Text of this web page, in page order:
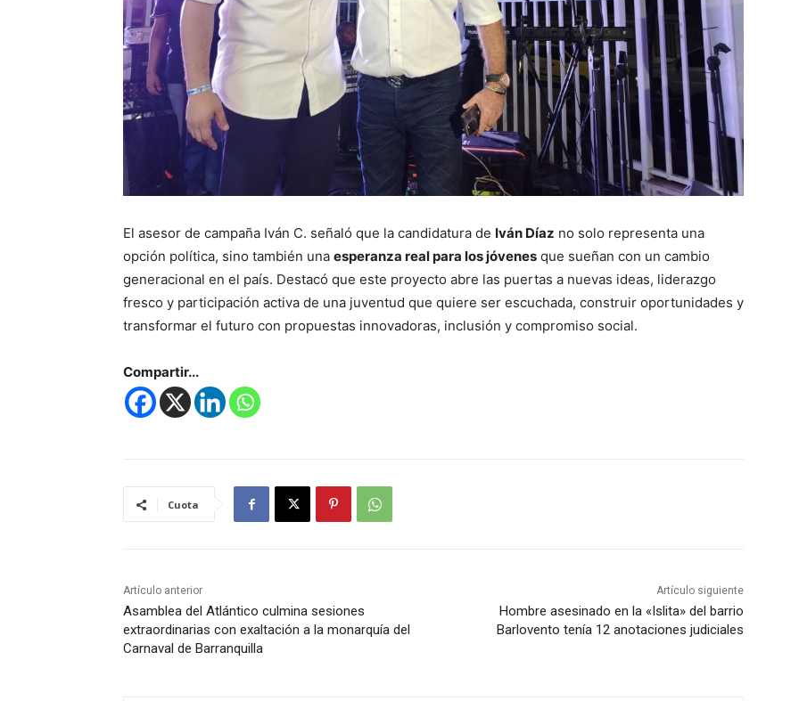
El asesor de campaña Iván C. señaló que la candidatura de Iván Díaz no solo representa una
opción política, sino también una esperanza real para los jóvenes que sueñan con un cambio
generacional en el país. Destacó que este proyecto abre las puertas a nuevas ideas, liderazgo
fresco y participación activa de una juventud que quiere ser escuchada, construir oportunidades y
transformar el futuro con propuestas innovadoras, inclusión y compromiso social.
Compartir...
Cuota
Artículo anterior
Asamblea del Atlántico culmina sesiones
extraordinarias con exaltación a la monarquía del
Carnaval de Barranquilla
Artículo siguiente
Hombre asesinado en la «Islita» del barrio
Barlovento tenía 12 anotaciones judiciales